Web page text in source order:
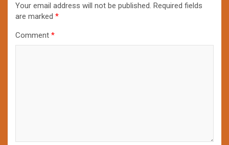
Your email address will not be published. Required fields
are marked *
Comment *